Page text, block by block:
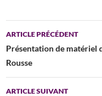
Navigation
des
articles
ARTICLE PRÉCÉDENT
Présentation de matériel
Rousse
ARTICLE SUIVANT